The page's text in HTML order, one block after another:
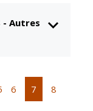
-Autres
6 7
8